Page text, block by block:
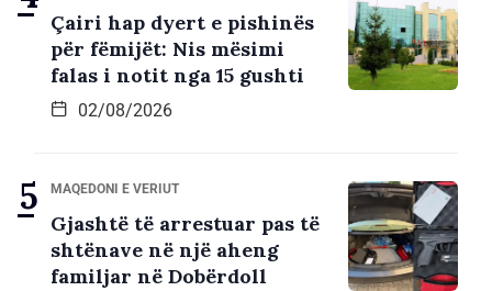
Çairi hap dyert e pishinës
për fëmijët: Nis mësimi
falas i notit nga 15 gushti
02/08/2026
MAQEDONI E VERIUT
Gjashtë të arrestuar pas të
shtënave në një aheng
familjar në Dobërdoll